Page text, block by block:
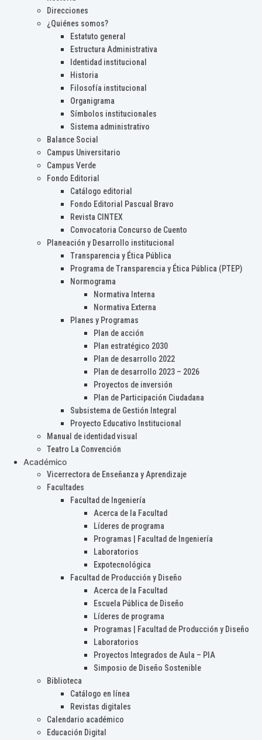
Direcciones
¿Quiénes somos?
Estatuto general
Estructura Administrativa
Identidad institucional
Historia
Filosofía institucional
Organigrama
Símbolos institucionales
Sistema administrativo
Balance Social
Campus Universitario
Campus Verde
Fondo Editorial
Catálogo editorial
Fondo Editorial Pascual Bravo
Revista CINTEX
Convocatoria Concurso de Cuento
Planeación y Desarrollo institucional
Transparencia y Ética Pública
Programa de Transparencia y Ética Pública (PTEP)
Normograma
Normativa Interna
Normativa Externa
Planes y Programas
Plan de acción
Plan estratégico 2030
Plan de desarrollo 2022
Plan de desarrollo 2023 – 2026
Proyectos de inversión
Plan de Participación Ciudadana
Subsistema de Gestión Integral
Proyecto Educativo Institucional
Manual de identidad visual
Teatro La Convención
Académico
Vicerrectora de Enseñanza y Aprendizaje
Facultades
Facultad de Ingeniería
Acerca de la Facultad
Líderes de programa
Programas | Facultad de Ingeniería
Laboratorios
Expotecnológica
Facultad de Producción y Diseño
Acerca de la Facultad
Escuela Pública de Diseño
Líderes de programa
Programas | Facultad de Producción y Diseño
Laboratorios
Proyectos Integrados de Aula – PIA
Simposio de Diseño Sostenible
Biblioteca
Catálogo en línea
Revistas digitales
Calendario académico
Educación Digital